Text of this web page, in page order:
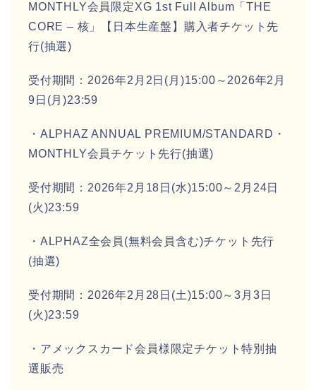
MONTHLY会員限定XG 1st Full Album「THE
CORE – 核」【日本生産盤】購入者チケット先
行(抽選)
受付期間：2026年2月2日(月)15:00～2026年2月
9日(月)23:59
・ALPHAZ ANNUAL PREMIUM/STANDARD・
MONTHLY会員チケット先行(抽選)
受付期間：2026年2月18日(水)15:00～2月24日
(火)23:59
・ALPHAZ全会員(無料会員含む)チケット先行
(抽選)
受付期間：2026年2月28日(土)15:00～3月3日
(火)23:59
・アメックスカード会員様限定チケット特別抽
選販売